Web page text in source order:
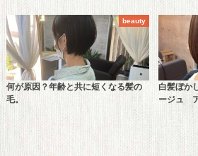
beauty
何が原因？年齢と共に短くなる髪の
毛。
白髪ぼか
ージュ ア